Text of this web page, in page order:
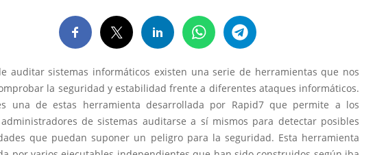
auditar sistemas informáticos existen una serie de herramientas que nos
la seguridad y estabilidad frente a diferentes ataques informáticos.
una de estas herramienta desarrollada por Rapid7 que permite a los
de sistemas auditarse a sí mismos para detectar posibles
que puedan suponer un peligro para la seguridad. Esta herramienta